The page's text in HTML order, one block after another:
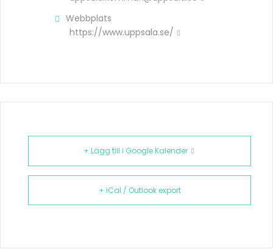
Webbplats
https://www.uppsala.se/
+ Lägg till i Google Kalender
+ iCal / Outlook export